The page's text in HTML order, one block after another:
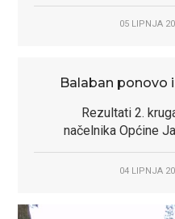
05 LIPNJA
Balaban ponovo
Rezultati 2.
načelnika Općine
04 LIPNJA